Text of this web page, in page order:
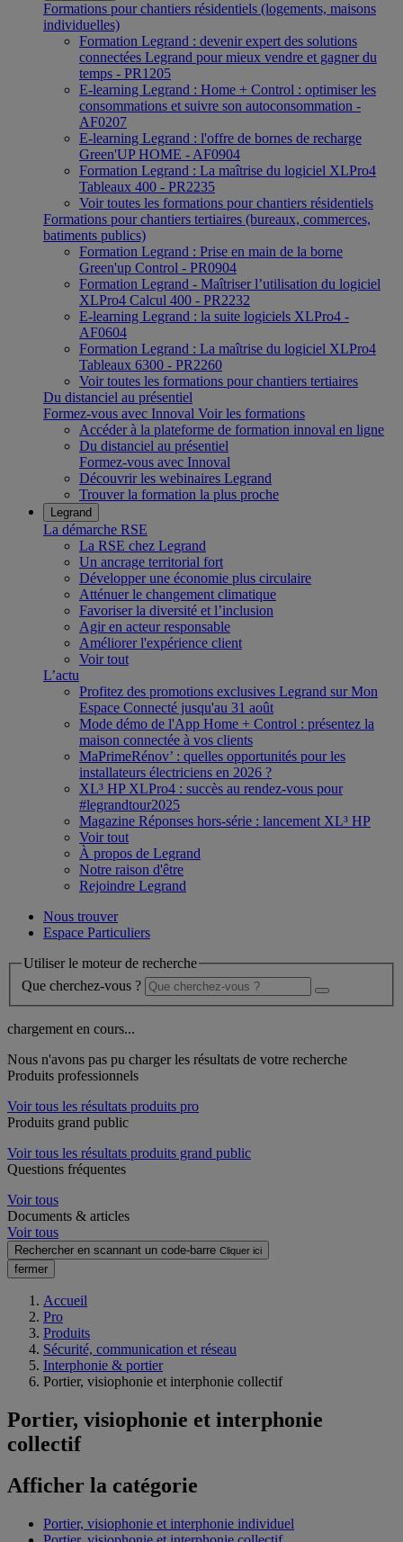
Formations pour chantiers résidentiels (logements, maisons
individuelles)
Formation Legrand : devenir expert des solutions
connectées Legrand pour mieux vendre et gagner du
temps - PR1205
E-learning Legrand : Home + Control : optimiser les
consommations et suivre son autoconsommation -
AF0207
E-learning Legrand : l'offre de bornes de recharge
Green'UP HOME - AF0904
Formation Legrand : La maîtrise du logiciel XLPro4
Tableaux 400 - PR2235
Voir toutes les formations pour chantiers résidentiels
Formations pour chantiers tertiaires (bureaux, commerces,
batiments publics)
Formation Legrand : Prise en main de la borne
Green'up Control - PR0904
Formation Legrand - Maîtriser l’utilisation du logiciel
XLPro4 Calcul 400 - PR2232
E-learning Legrand : la suite logiciels XLPro4 -
AF0604
Formation Legrand : La maîtrise du logiciel XLPro4
Tableaux 6300 - PR2260
Voir toutes les formations pour chantiers tertiaires
Du distanciel au présentiel
Formez-vous avec Innoval Voir les formations
Accéder à la plateforme de formation innoval en ligne
Du distanciel au présentiel
Formez-vous avec Innoval
Découvrir les webinaires Legrand
Trouver la formation la plus proche
Legrand
La démarche RSE
La RSE chez Legrand
Un ancrage territorial fort
Développer une économie plus circulaire
Atténuer le changement climatique
Favoriser la diversité et l’inclusion
Agir en acteur responsable
Améliorer l'expérience client
Voir tout
L’actu
Profitez des promotions exclusives Legrand sur Mon
Espace Connecté jusqu'au 31 août
Mode démo de l'App Home + Control : présentez la
maison connectée à vos clients
MaPrimeRénov’ : quelles opportunités pour les
installateurs électriciens en 2026 ?
XL³ HP XLPro4 : succès au rendez-vous pour
#legrandtour2025
Magazine Réponses hors-série : lancement XL³ HP
Voir tout
À propos de Legrand
Notre raison d'être
Rejoindre Legrand
Nous trouver
Espace Particuliers
Utiliser le moteur de recherche
Que cherchez-vous ?
chargement en cours...
Nous n'avons pas pu charger les résultats de votre recherche
Produits professionnels
Voir tous les résultats produits pro
Produits grand public
Voir tous les résultats produits grand public
Questions fréquentes
Voir tous
Documents & articles
Voir tous
Rechercher en scannant un code-barre Cliquer ici
fermer
Accueil
Pro
Produits
Sécurité, communication et réseau
Interphonie & portier
Portier, visiophonie et interphonie collectif
Portier, visiophonie et interphonie
collectif
Afficher la catégorie
Portier, visiophonie et interphonie individuel